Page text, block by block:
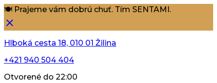
🍽️ Prajeme vám dobrú chuť. Tím SENTAMI.
Hlboká cesta 18, 010 01 Žilina
+421 940 504 404
Otvorené do 22:00